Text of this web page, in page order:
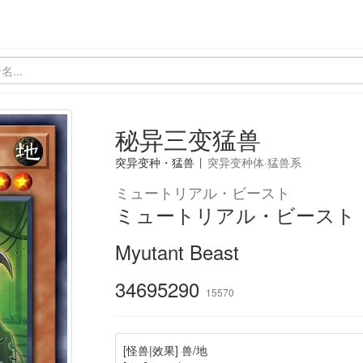
秘异三变猛兽
突异变种・猛兽 | 突异变种体·猛兽系
ミュートリアル・ビースト
ミュートリアル・ビースト
Myutant Beast
34695290 15570
[怪兽|效果] 兽/地